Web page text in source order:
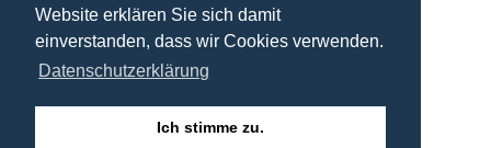
Website erklären Sie sich damit
einverstanden, dass wir Cookies verwenden.
Datenschutzerklärung
Ich stimme zu.